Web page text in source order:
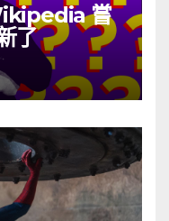
嘗
了